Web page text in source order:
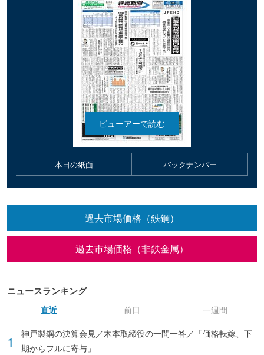
本日の紙面 バックナンバー
過去市場価格（鉄鋼）
過去市場価格（非鉄金属）
ニュースランキング
直近
神戸製鋼の決算会見／木本取締役の一問一答／「価格転嫁、下
期からフルに寄与」
前日 一週間